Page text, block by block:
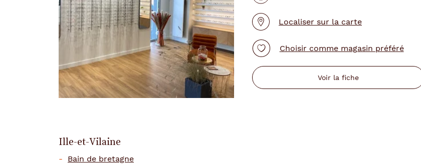
Localiser sur la carte
Choisir comme magasin préféré
Voir la fiche
Ille-et-Vilaine
Bain de bretagne